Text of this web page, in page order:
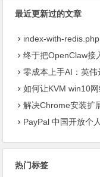
最近更新过的文章
index-with-
终于把OpenClaw接
零成本上手AI：英
如何让KVM win10
解决Chrome安装扩展报错：“
PayPal 中国开放个人
热门标签